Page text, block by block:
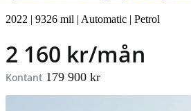
2022 | 9326 mil | Automatic | Petrol
2 160 kr/mån
Kontant 179 900 kr